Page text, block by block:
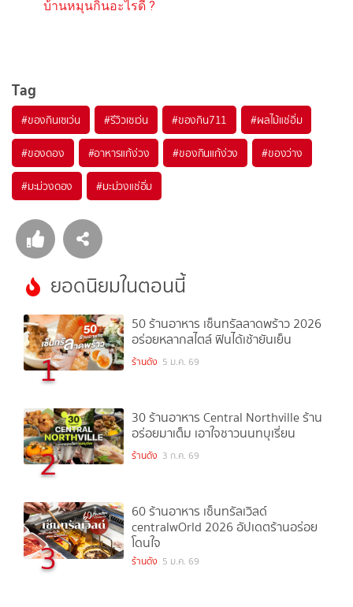
บ้านหมุนกินอะไรดี ?
Tag
#ของกินเซเว่น #รีวิวเซเว่น #ของกิน711 #ผลไม้แช่อิ่ม
#ของดอง #อาหารแก้ง่วง #ของกินแก้ง่วง #ของว่าง
#มะม่วงดอง #มะม่วงแช่อิ่ม
ยอดนิยมในตอนนี้
1
50 ร้านอาหาร เซ็นทรัลลาดพร้าว 2026
อร่อยหลากสไตล์ ฟินได้เช้ายันเย็น
ร้านดัง 5 ม.ค. 69
2
30 ร้านอาหาร Central Northville ร้าน
อร่อยมาเต็ม เอาใจชาวนนทบุเรี่ยน
ร้านดัง 3 ก.ค. 69
3
60 ร้านอาหาร เซ็นทรัลเวิลด์
centralwOrld 2026 อัปเดตร้านอร่อย
โดนใจ
ร้านดัง 5 ม.ค. 69